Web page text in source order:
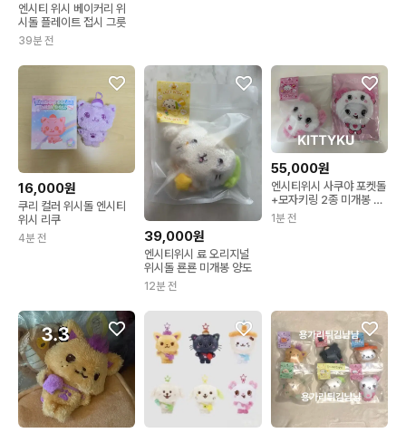
엔시티 위시 베이커리 위
시돌 플레이트 접시 그릇
39분 전
16,000원
쿠리 컬러 위시돌 엔시티
위시 리쿠
4분 전 39,000원
엔시티위시 료 오리지널
위시돌 룐룐 미개봉 양도
12분 전
55,000원
엔시티위시 사쿠야 포켓돌
+모자키링 2종 미개봉 일
괄
1분 전